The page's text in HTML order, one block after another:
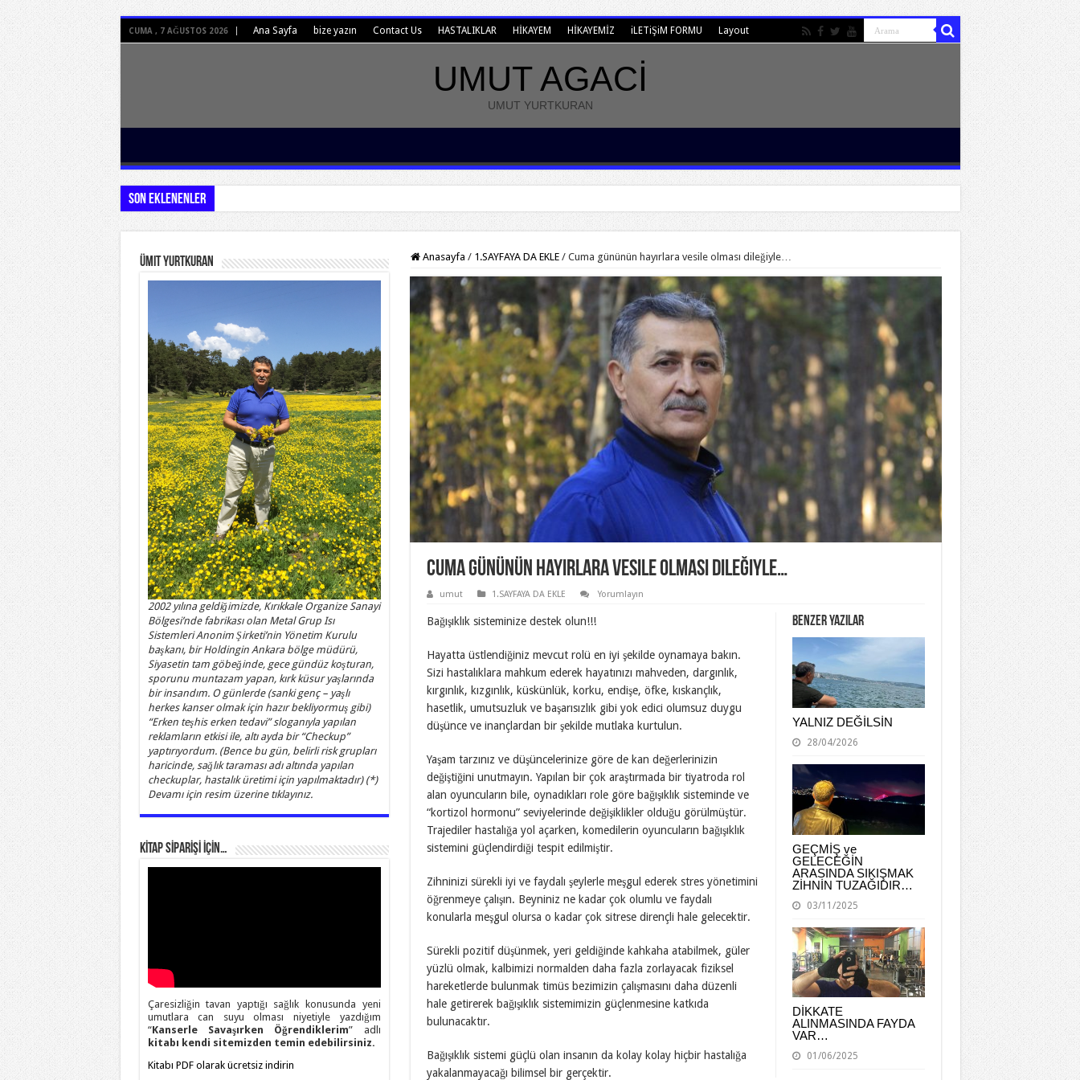
CUMA , 7 AĞUSTOS 2026 Ana Sayfa bize yazın Contact Us HASTALIKLAR HİKAYEM HİKAYEMİZ iLETiŞiM FORMU Layout
UMUT AGACİ
UMUT YURTKURAN
Son Eklenenler
Anasayfa / 1.SAYFAYA DA EKLE / Cuma gününün hayırlara vesile olması dileğiyle…
Cuma gününün hayırlara vesile olması dileğiyle…
umut 1.SAYFAYA DA EKLE Yorumlayın
Benzer yazılar
YALNIZ DEĞİLSİN
28/04/2026
GEÇMİŞ ve
GELECEĞİN
ARASINDA SIKIŞMAK
ZİHNİN TUZAĞIDIR…
03/11/2025
DİKKATE
ALINMASINDA FAYDA
VAR…
01/06/2025
Bağışıklık sisteminize destek olun!!!
Hayatta üstlendiğiniz mevcut rolü en iyi şekilde oynamaya bakın.
Sizi hastalıklara mahkum ederek hayatınızı mahveden, dargınlık,
kırgınlık, kızgınlık, küskünlük, korku, endişe, öfke, kıskançlık,
hasetlik, umutsuzluk ve başarısızlık gibi yok edici olumsuz duygu
düşünce ve inançlardan bir şekilde mutlaka kurtulun.
Yaşam tarzınız ve düşüncelerinize göre de kan değerlerinizin
değiştiğini unutmayın. Yapılan bir çok araştırmada bir tiyatroda rol
alan oyuncuların bile, oynadıkları role göre bağışıklık sisteminde ve
“kortizol hormonu” seviyelerinde değişiklikler olduğu görülmüştür.
Trajediler hastalığa yol açarken, komedilerin oyuncuların bağışıklık
sistemini güçlendirdiği tespit edilmiştir.
Zihninizi sürekli iyi ve faydalı şeylerle meşgul ederek stres yönetimini
öğrenmeye çalışın. Beyniniz ne kadar çok olumlu ve faydalı
konularla meşgul olursa o kadar çok sitrese dirençli hale gelecektir.
Sürekli pozitif düşünmek, yeri geldiğinde kahkaha atabilmek, güler
yüzlü olmak, kalbimizi normalden daha fazla zorlayacak fiziksel
hareketlerde bulunmak timüs bezimizin çalışmasını daha düzenli
hale getirerek bağışıklık sistemimizin güçlenmesine katkıda
bulunacaktır.
Bağışıklık sistemi güçlü olan insanın da kolay kolay hiçbir hastalığa
yakalanmayacağı bilimsel bir gerçektir.
Ümit Yurtkuran
2002 yılına geldiğimizde, Kırıkkale Organize Sanayi
Bölgesi’nde fabrikası olan Metal Grup Isı
Sistemleri Anonim Şirketi’nin Yönetim Kurulu
başkanı, bir Holdingin Ankara bölge müdürü,
Siyasetin tam göbeğinde, gece gündüz koşturan,
sporunu muntazam yapan, kırk küsur yaşlarında
bir insandım. O günlerde (sanki genç – yaşlı
herkes kanser olmak için hazır bekliyormuş gibi)
“Erken teşhis erken tedavi” sloganıyla yapılan
reklamların etkisi ile, altı ayda bir “Checkup”
yaptırıyordum. (Bence bu gün, belirli risk grupları
haricinde, sağlık taraması adı altında yapılan
checkuplar, hastalık üretimi için yapılmaktadır) (*)
Devamı için resim üzerine tıklayınız.
KİTAP SİPARİŞİ İÇİN…
Çaresizliğin tavan yaptığı sağlık konusunda yeni
umutlara can suyu olması niyetiyle yazdığım
“Kanserle Savaşırken Öğrendiklerim” adlı
kitabı kendi sitemizden temin edebilirsiniz.
Kitabı PDF olarak ücretsiz indirin